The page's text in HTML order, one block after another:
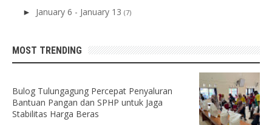
► January 6 - January 13 (7)
MOST TRENDING
Bulog Tulungagung Percepat Penyaluran
Bantuan Pangan dan SPHP untuk Jaga
Stabilitas Harga Beras